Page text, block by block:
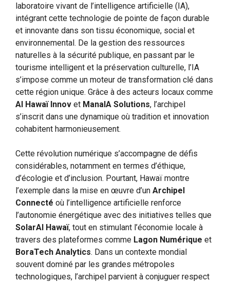
laboratoire vivant de l’intelligence artificielle (IA),
intégrant cette technologie de pointe de façon durable
et innovante dans son tissu économique, social et
environnemental. De la gestion des ressources
naturelles à la sécurité publique, en passant par le
tourisme intelligent et la préservation culturelle, l’IA
s’impose comme un moteur de transformation clé dans
cette région unique. Grâce à des acteurs locaux comme
AI Hawaï Innov et ManaIA Solutions, l’archipel
s’inscrit dans une dynamique où tradition et innovation
cohabitent harmonieusement.
Cette révolution numérique s’accompagne de défis
considérables, notamment en termes d’éthique,
d’écologie et d’inclusion. Pourtant, Hawaï montre
l’exemple dans la mise en œuvre d’un Archipel
Connecté où l’intelligence artificielle renforce
l’autonomie énergétique avec des initiatives telles que
SolarAI Hawaï, tout en stimulant l’économie locale à
travers des plateformes comme Lagon Numérique et
BoraTech Analytics. Dans un contexte mondial
souvent dominé par les grandes métropoles
technologiques, l’archipel parvient à conjuguer respect